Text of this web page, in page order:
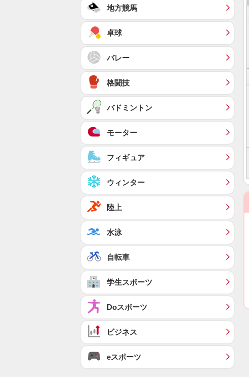
地方競馬
卓球
バレー
格闘技
バドミントン
モーター
フィギュア
ウィンター
陸上
水泳
自転車
学生スポーツ
Doスポーツ
ビジネス
eスポーツ